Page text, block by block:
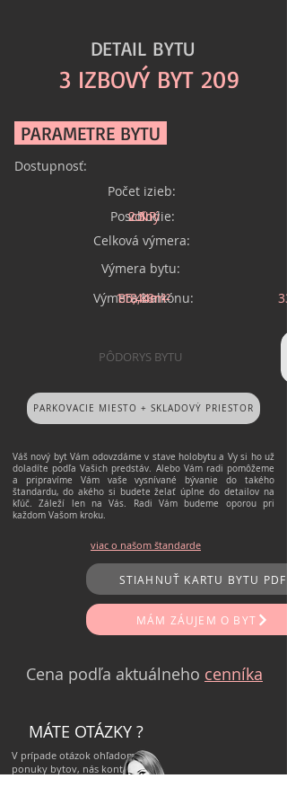
DETAIL BYTU
3 IZBOVÝ BYT 209
PARAMETRE BYTU
Dostupnosť:
Počet izieb:
Poschodie:
voľný
3
2.NP
Celková výmera:
Výmera bytu:
Výmera balkónu:
118,88m²
85,44m²
PÔDORYS BYTU
PARKOVACIE MIESTO + SKLADOVÝ PRIESTOR
Váš nový byt Vám odovzdáme v stave holobytu a Vy si ho už
doladíte podľa Vašich predstáv. Alebo Vám radi pomôžeme
a pripravíme Vám vaše vysnívané bývanie do takého
štandardu, do akého si budete želať úplne do detailov na
kľúč. Záleží len na Vás. Radi Vám budeme oporou pri
každom Vašom kroku.
viac o našom štandarde
STIAHNUŤ KARTU BYTU PDF
MÁM ZÁUJEM O BYT
Cena podľa aktuálneho cenníka
MÁTE OTÁZKY ?
V prípade otázok ohľadom
ponuky bytov, nás kontaktujte